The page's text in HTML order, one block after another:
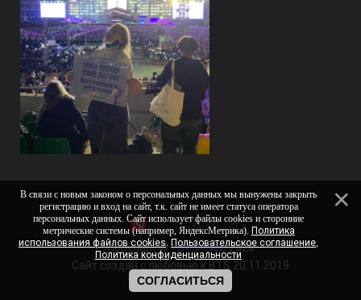
Copyright © BTS club2026
Сайт создан с любовью к BTS 20.11.2019
В связи с новым законом о персональных данных мы вынужены закрыть
регистрацию и вход на сайт, т.к. cайт не имеет статуса оператора
персональных данных. Сайт использует файлы cookies и сторонние
метрические системы (например, ЯндексМетрика). Политика
использования файлов cookies. Пользовательское соглашение,
Политика конфиденциальности
СОГЛАСИТЬСЯ